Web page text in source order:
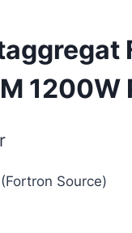
1200W
Source)